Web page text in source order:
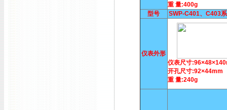
重 量:400g
型号
SWP-C401、C403
仪表外形
仪表尺寸
开孔尺寸:92×44mm
重 量:240g